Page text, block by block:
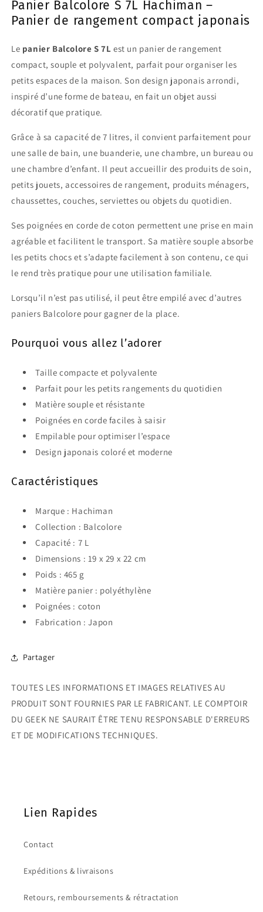
Panier Balcolore S 7L Hachiman –
Panier de rangement compact japonais
Le panier Balcolore S 7L est un panier de rangement
compact, souple et polyvalent, parfait pour organiser les
petits espaces de la maison. Son design japonais arrondi,
inspiré d’une forme de bateau, en fait un objet aussi
décoratif que pratique.
Grâce à sa capacité de 7 litres, il convient parfaitement pour
une salle de bain, une buanderie, une chambre, un bureau ou
une chambre d’enfant. Il peut accueillir des produits de soin,
petits jouets, accessoires de rangement, produits ménagers,
chaussettes, couches, serviettes ou objets du quotidien.
Ses poignées en corde de coton permettent une prise en main
agréable et facilitent le transport. Sa matière souple absorbe
les petits chocs et s’adapte facilement à son contenu, ce qui
le rend très pratique pour une utilisation familiale.
Lorsqu’il n’est pas utilisé, il peut être empilé avec d’autres
paniers Balcolore pour gagner de la place.
Pourquoi vous allez l’adorer
Taille compacte et polyvalente
Parfait pour les petits rangements du quotidien
Matière souple et résistante
Poignées en corde faciles à saisir
Empilable pour optimiser l’espace
Design japonais coloré et moderne
Caractéristiques
Marque : Hachiman
Collection : Balcolore
Capacité : 7 L
Dimensions : 19 x 29 x 22 cm
Poids : 465 g
Matière panier : polyéthylène
Poignées : coton
Fabrication : Japon
Partager
TOUTES LES INFORMATIONS ET IMAGES RELATIVES AU
PRODUIT SONT FOURNIES PAR LE FABRICANT. LE COMPTOIR
DU GEEK NE SAURAIT ÊTRE TENU RESPONSABLE D'ERREURS
ET DE MODIFICATIONS TECHNIQUES.
Lien Rapides
Contact
Expéditions & livraisons
Retours, remboursements & rétractation